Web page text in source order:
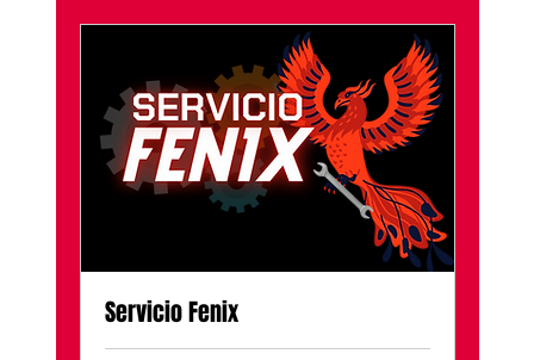
Servicio Fenix